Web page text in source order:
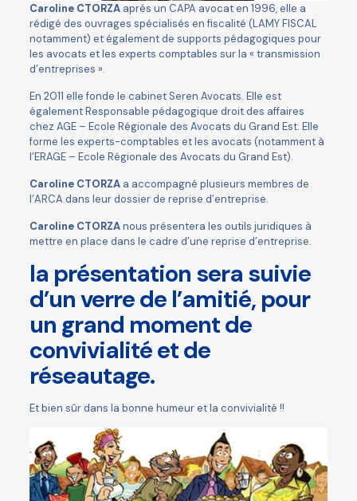
Caroline CTORZAaprès un CAPA avocat en 1996, elle a
rédigé des ouvrages spécialisés en fiscalité (LAMY FISCAL
notamment) et également de supports pédagogiques pour
les avocats et les experts comptables sur la « transmission
d’entreprises ».
En 2011 elle fonde le cabinet Seren Avocats. Elle est
également Responsable pédagogique droit des affaires
chez AGE – Ecole Régionale des Avocats du Grand Est. Elle
forme les experts-comptables et les avocats (notamment à
l’ERAGE – Ecole Régionale des Avocats du Grand Est).
Caroline CTORZAa accompagné plusieurs membres de
l’ARCA dans leur dossier de reprise d’entreprise.
Caroline CTORZAnous présentera les outils juridiques à
mettre en place dans le cadre d’une reprise d’entreprise.
la présentation sera suivie
d’un verre de l’amitié, pour
un grand moment de
convivialité et de
réseautage.
Et bien sûr dans la bonne humeur et la convivialité !!